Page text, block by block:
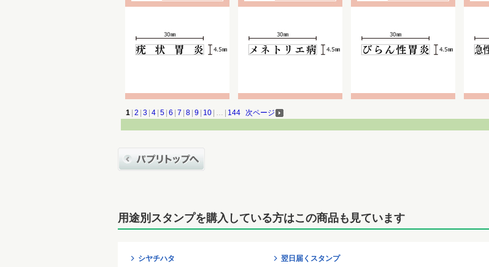
1 2 3 4 5 6 7 8 9 10 … 144 次ページ
用途別スタンプを購入している方はこの商品も見ています
シヤチハタ 翌日届くスタンプ